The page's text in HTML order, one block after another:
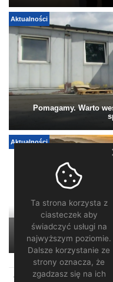
Aktualności
Pomagamy. Warto
Aktualności
„Turystyczna Perła
można
Regulamin Redakcja
Ta strona korzysta z
ciasteczek aby
świadczyć usługi na
najwyższym poziomie.
Dalsze korzystanie ze
strony oznacza, że
zgadzasz się na ich